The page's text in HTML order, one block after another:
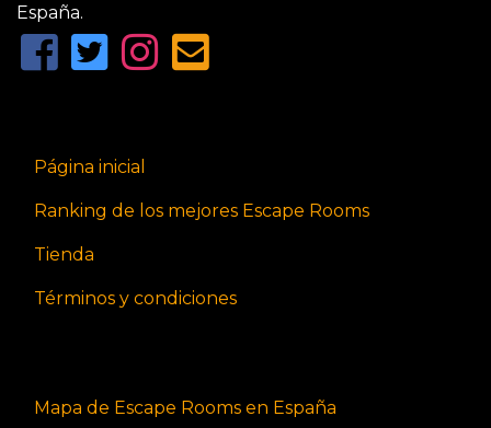
España.
Página inicial
Ranking de los mejores Escape Rooms
Tienda
Términos y condiciones
Mapa de Escape Rooms en España